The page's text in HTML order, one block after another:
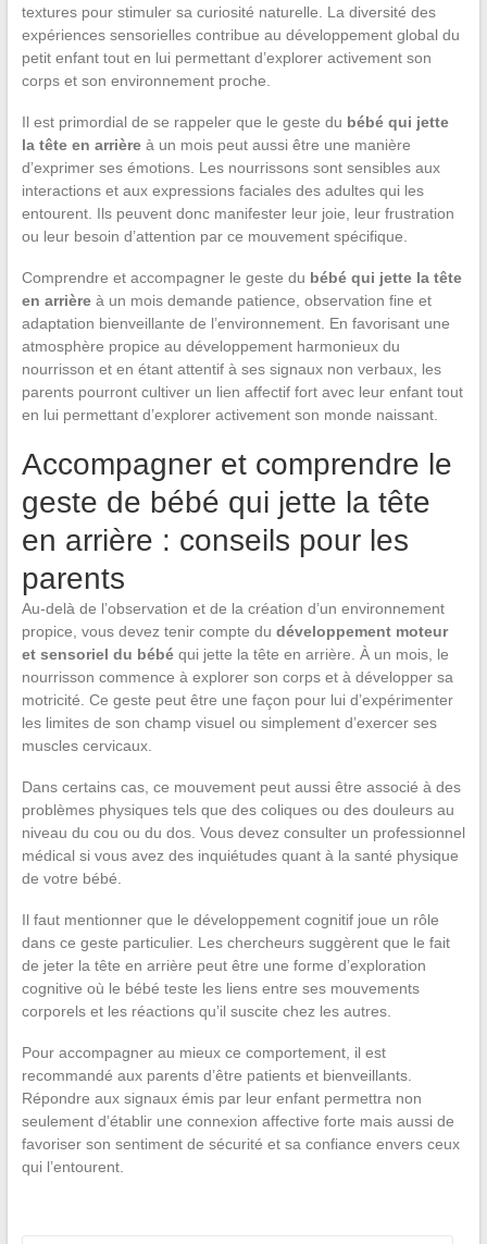
textures pour stimuler sa curiosité naturelle. La diversité des
expériences sensorielles contribue au développement global du
petit enfant tout en lui permettant d’explorer activement son
corps et son environnement proche.
Il est primordial de se rappeler que le geste du bébé qui jette
la tête en arrièreà un mois peut aussi être une manière
d’exprimer ses émotions. Les nourrissons sont sensibles aux
interactions et aux expressions faciales des adultes qui les
entourent. Ils peuvent donc manifester leur joie, leur frustration
ou leur besoin d’attention par ce mouvement spécifique.
Comprendre et accompagner le geste du bébé qui jette la tête
en arrièreà un mois demande patience, observation fine et
adaptation bienveillante de l’environnement. En favorisant une
atmosphère propice au développement harmonieux du
nourrisson et en étant attentif à ses signaux non verbaux, les
parents pourront cultiver un lien affectif fort avec leur enfant tout
en lui permettant d’explorer activement son monde naissant.
Accompagner et comprendre le
geste de bébé qui jette la tête
en arrière : conseils pour les
parents
Au-delà de l’observation et de la création d’un environnement
propice, vous devez tenir compte du développement moteur
et sensoriel du bébéqui jette la tête en arrière. À un mois, le
nourrisson commence à explorer son corps et à développer sa
motricité. Ce geste peut être une façon pour lui d’expérimenter
les limites de son champ visuel ou simplement d’exercer ses
muscles cervicaux.
Dans certains cas, ce mouvement peut aussi être associé à des
problèmes physiques tels que des coliques ou des douleurs au
niveau du cou ou du dos. Vous devez consulter un professionnel
médical si vous avez des inquiétudes quant à la santé physique
de votre bébé.
Il faut mentionner que le développement cognitif joue un rôle
dans ce geste particulier. Les chercheurs suggèrent que le fait
de jeter la tête en arrière peut être une forme d’exploration
cognitive où le bébé teste les liens entre ses mouvements
corporels et les réactions qu’il suscite chez les autres.
Pour accompagner au mieux ce comportement, il est
recommandé aux parents d’être patients et bienveillants.
Répondre aux signaux émis par leur enfant permettra non
seulement d’établir une connexion affective forte mais aussi de
favoriser son sentiment de sécurité et sa confiance envers ceux
qui l’entourent.